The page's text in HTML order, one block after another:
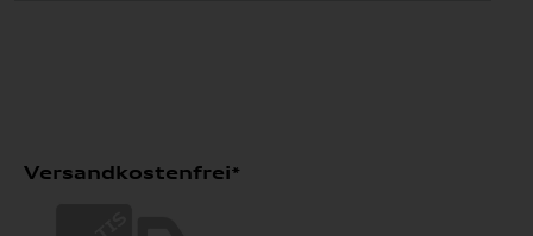
Versandkostenfrei*